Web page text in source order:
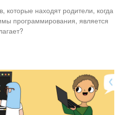
которые находят родители, когда
программирования, является